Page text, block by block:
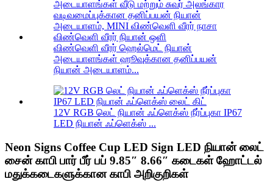
விண்வெளி வீரர் ஹெல்மெட் நியான்
அடையாளங்கள் ஹூவுக்கான தனிப்பயன்
நியான் அடையாளம்...
12V RGB லெட் நியான் ஃப்ளெக்ஸ் நீர்ப்புகா IP67
LED நியான் ஃப்ளெக்ஸ் ...
Neon Signs Coffee Cup LED Sign LED நியான் லைட்
சைன் காபி பார் பீர் பப் 9.85″ 8.66″ கடைகள் ஹோட்டல்
மதுக்கடைகளுக்கான காபி அறிகுறிகள்